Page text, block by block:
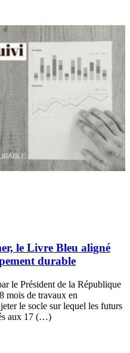
le Livre Bleu aligné
durable
le Président de la République
mois de travaux en
le socle sur lequel les futurs
aux 17 (…)